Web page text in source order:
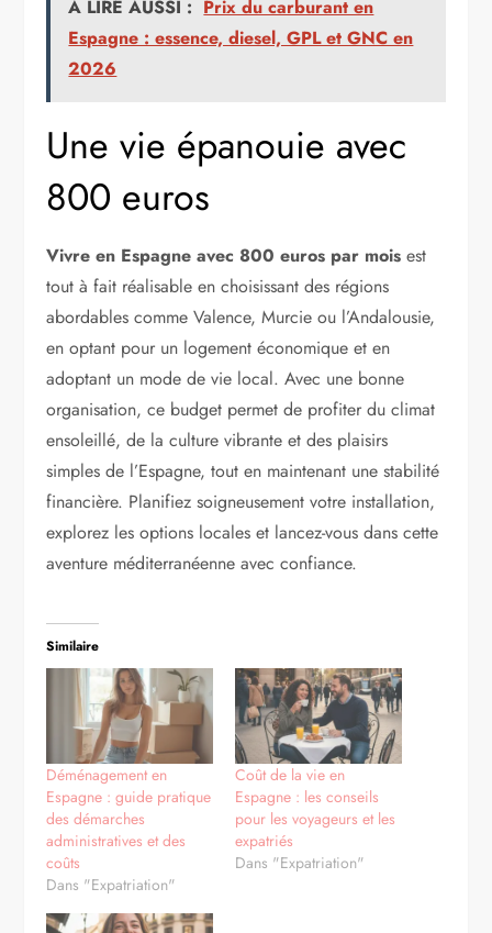
A LIRE AUSSI : Prix du carburant en
Espagne : essence, diesel, GPL et GNC en
2026
Une vie épanouie avec
800 euros
Vivre en Espagne avec 800 euros par mois est
tout à fait réalisable en choisissant des régions
abordables comme Valence, Murcie ou l’Andalousie,
en optant pour un logement économique et en
adoptant un mode de vie local. Avec une bonne
organisation, ce budget permet de profiter du climat
ensoleillé, de la culture vibrante et des plaisirs
simples de l’Espagne, tout en maintenant une stabilité
financière. Planifiez soigneusement votre installation,
explorez les options locales et lancez-vous dans cette
aventure méditerranéenne avec confiance.
Similaire
Déménagement en
Espagne : guide pratique
des démarches
administratives et des
coûts
Dans "Expatriation"
Coût de la vie en
Espagne : les conseils
pour les voyageurs et les
expatriés
Dans "Expatriation"